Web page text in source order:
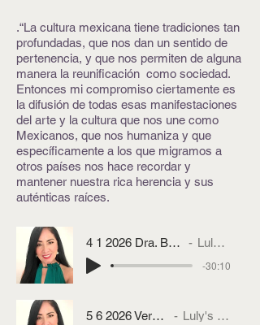
.“La cultura mexicana tiene tradiciones tan
profundadas, que nos dan un sentido de
pertenencia, y que nos permiten de alguna
manera la reunificación como sociedad.
Entonces mi compromiso ciertamente es
la difusión de todas esas manifestaciones
del arte y la cultura que nos une como
Mexicanos, que nos humaniza y que
específicamente a los que migramos a
otros países nos hace recordar y
mantener nuestra rica herencia y sus
auténticas raíces.
4 1 2026 Dra. Brenda Herrere-Reed
Luly's del Real
-30:10
5 6 2026 Veronica Nieto
Luly's Del Real